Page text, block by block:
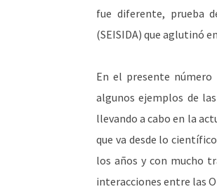
fue diferente, prueba
(SEISIDA) que aglutinó
En el presente número
algunos ejemplos de
llevando a cabo en la
que va desde lo
los años y con mucho
interacciones entre las